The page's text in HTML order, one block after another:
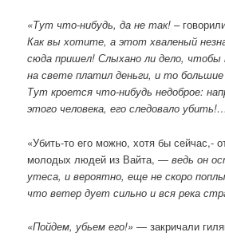
«Тут что-нибудь, да не так! –
Как вы хотите, а этот хваленый
сюда пришел! Слыхано ли дело, чтобы
на свете платил деньги, и то
Тут кроется что-нибудь недоброе:
этого человека, его следовало
«Убить-то его можно, хотя бы сейчас,-
молодых людей из Вайта, —ведь он
утеса, и вероятно, еще не скоро
что ветер дует сильно и вся река
«Пойдем, убьем его!» — закричали